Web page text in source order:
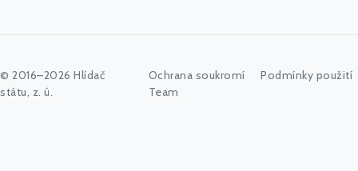
© 2016–2026 Hlídač
státu, z. ú.
Ochrana soukromí
Podmínky použití
Team